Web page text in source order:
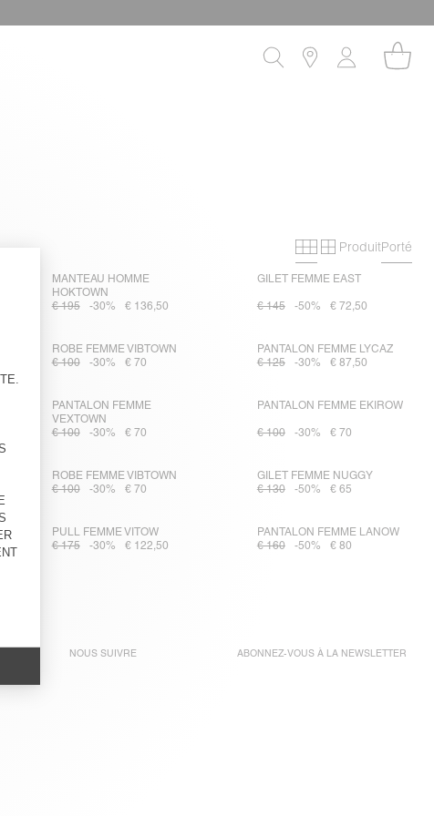
Grille primaire
Grille
ProduitPorté
MANTEAU HOMME
HOKTOWN
€ 195
-30% € 136,50
GILET FEMME EAST
€ 145 -50% € 72,50
ROBE FEMME VIBTOWN
€ 100
-30% € 70
PANTALON FEMME LYCAZ
€ 125
-30% € 87,50
PANTALON FEMME
VEXTOWN
€ 100
-30% € 70
PANTALON FEMME EKIROW
€ 100 -30% € 70
ROBE FEMME VIBTOWN
€ 100
-30% € 70
GILET FEMME NUGGY
€ 130
-50% € 65
PULL FEMME VITOW
€ 175
-30% € 122,50
PANTALON FEMME LANOW
€ 160
-50% € 80
NOUS SUIVRE ABONNEZ-VOUS À LA NEWSLETTER